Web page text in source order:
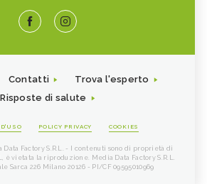
Contatti
Trova l'esperto
Risposte di salute
POLICY PRIVACY COOKIES
Factory S.R.L. - I contenuti sono di proprietà di
è vietata la riproduzione. Media Data Factory S.R.L.
Sarca 226 Milano 20126 - PI/CF 09595010969